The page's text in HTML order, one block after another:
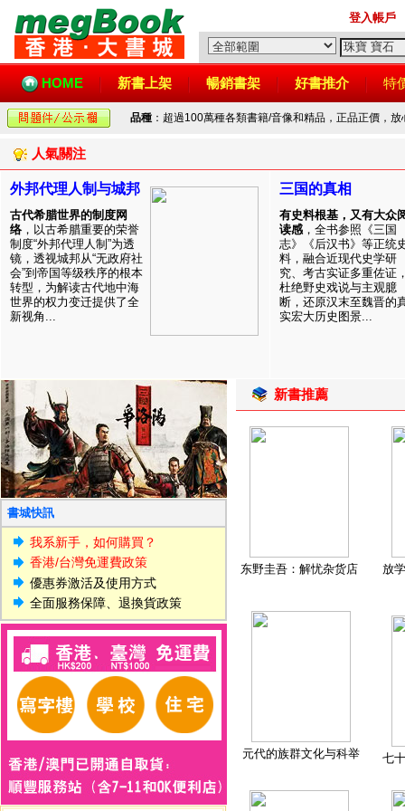
登入帳戶
HOME 新書上架 暢銷書架 好書推介 特
品種 ：超過100萬種各類書籍/音像和精品，正品正價，
人氣關注
外邦代理人制与城邦
古代希腊世界的制度网
络 ，以古希腊重要的荣誉
制度“外邦代理人制”为透
镜，透视城邦从“无政府社
会”到帝国等级秩序的根本
转型，为解读古代地中海
世界的权力变迁提供了全
新视角...
三国的真相
有史料根基，又有大众
读感 ，全书参照《三国
志》《后汉书》等正统
料，融合近现代史学研
究、考古实证多重佐证
杜绝野史戏说与主观臆
断，还原汉末至魏晋的
实宏大历史图景...
書城快訊
我系新手，如何購買？
香港/台灣免運費政策
優惠券激活及使用方式
全面服務保障、退換貨政策
新書推薦
东野圭吾：解忧杂货店 放
元代的族群文化与科举 七